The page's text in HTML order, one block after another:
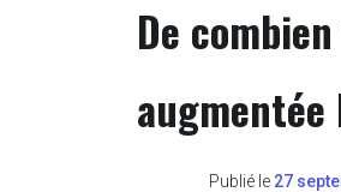
De
augmentée
Publié le 27